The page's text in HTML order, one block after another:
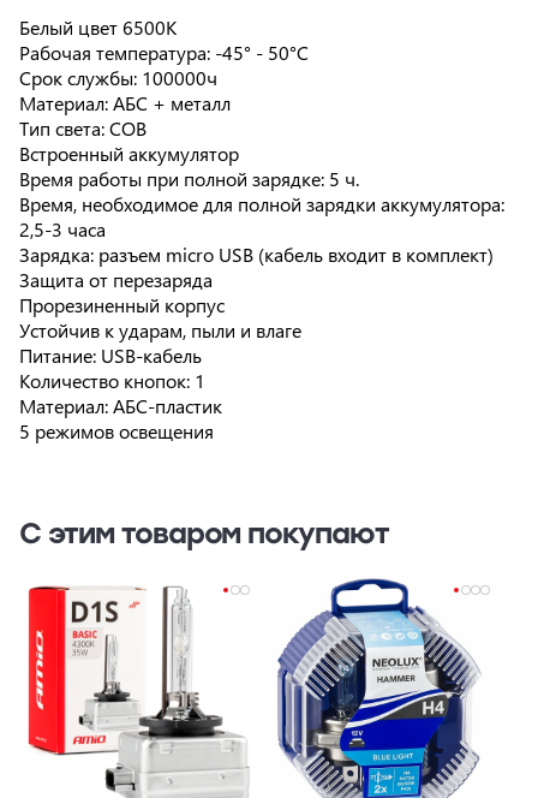
Белый цвет 6500К
Рабочая температура: -45° - 50°C
Срок службы: 100000ч
Материал: АБС + металл
Тип света: COB
Встроенный аккумулятор
Время работы при полной зарядке: 5 ч.
Время, необходимое для полной зарядки аккумулятора:
2,5-3 часа
Зарядка: разъем micro USB (кабель входит в комплект)
Защита от перезаряда
Прорезиненный корпус
Устойчив к ударам, пыли и влаге
Питание: USB-кабель
Количество кнопок: 1
Материал: АБС-пластик
5 режимов освещения
С этим товаром покупают